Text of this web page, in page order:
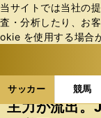
当サイトでは当社の
査・分析したり、お
okie を使⽤する場合
サッカー 競馬
ス
ポ
サッカーの
主力が流出。